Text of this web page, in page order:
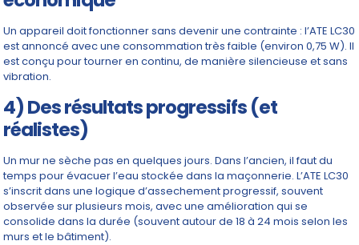
Un appareil doit fonctionner sans devenir une contrainte : l’ATE LC30
est annoncé avec une consommation très faible (environ 0,75 W). Il
est conçu pour tourner en continu, de manière silencieuse et sans
vibration.
4) Des résultats progressifs (et
réalistes)
Un mur ne sèche pas en quelques jours. Dans l’ancien, il faut du
temps pour évacuer l’eau stockée dans la maçonnerie. L’ATE LC30
s’inscrit dans une logique d’assechement progressif, souvent
observée sur plusieurs mois, avec une amélioration qui se
consolide dans la durée (souvent autour de 18 à 24 mois selon les
murs et le bâtiment).